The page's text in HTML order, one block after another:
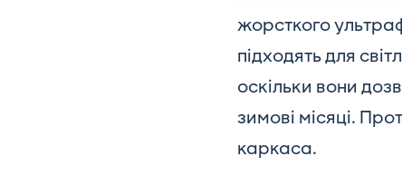
жорсткого
підходять для
оскільки вони
зимові місяці.
каркаса.